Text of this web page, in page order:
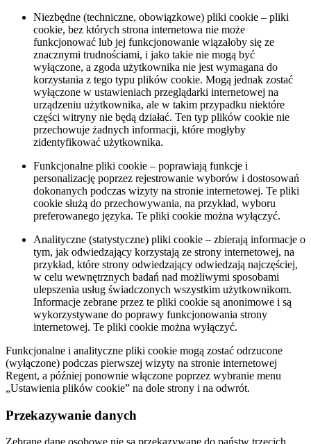
Niezbędne (techniczne, obowiązkowe) pliki cookie – pliki
cookie, bez których strona internetowa nie może
funkcjonować lub jej funkcjonowanie wiązałoby się ze
znacznymi trudnościami, i jako takie nie mogą być
wyłączone, a zgoda użytkownika nie jest wymagana do
korzystania z tego typu plików cookie. Mogą jednak zostać
wyłączone w ustawieniach przeglądarki internetowej na
urządzeniu użytkownika, ale w takim przypadku niektóre
części witryny nie będą działać. Ten typ plików cookie nie
przechowuje żadnych informacji, które mogłyby
zidentyfikować użytkownika.
Funkcjonalne pliki cookie – poprawiają funkcje i
personalizację poprzez rejestrowanie wyborów i dostosowań
dokonanych podczas wizyty na stronie internetowej. Te pliki
cookie służą do przechowywania, na przykład, wyboru
preferowanego języka. Te pliki cookie można wyłączyć.
Analityczne (statystyczne) pliki cookie – zbierają informacje o
tym, jak odwiedzający korzystają ze strony internetowej, na
przykład, które strony odwiedzający odwiedzają najczęściej,
w celu wewnętrznych badań nad możliwymi sposobami
ulepszenia usług świadczonych wszystkim użytkownikom.
Informacje zebrane przez te pliki cookie są anonimowe i są
wykorzystywane do poprawy funkcjonowania strony
internetowej. Te pliki cookie można wyłączyć.
Funkcjonalne i analityczne pliki cookie mogą zostać odrzucone
(wyłączone) podczas pierwszej wizyty na stronie internetowej
Regent, a później ponownie włączone poprzez wybranie menu
„Ustawienia plików cookie” na dole strony i na odwrót.
Przekazywanie danych